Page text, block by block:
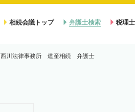
相続会議トップ 弁護士検索 税理
西川法律事務所 遺産相続 弁護士